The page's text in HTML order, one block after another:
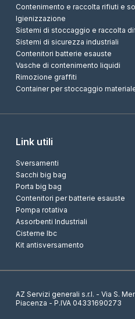
Contenimento e raccolta rifiuti e
Igienizzazione
Sistemi di stoccaggio e raccolta
Sistemi di sicurezza industriali
Contenitori batterie esauste
Vasche di contenimento liquidi
Rimozione graffiti
Container per stoccaggio
Link utili
Sversamenti
Sacchi big bag
Porta big bag
Contenitori per batterie esauste
Pompa rotativa
Assorbenti Industriali
Cisterne Ibc
Kit antisversamento
AZ Servizi generali s.r.l. - Via S.
Piacenza - P.IVA 04331690273